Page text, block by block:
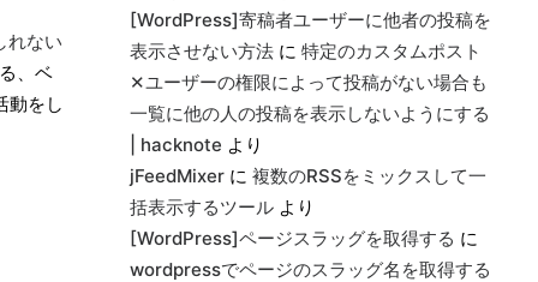
れない
、ベ
動をし
[WordPress]寄稿者ユーザーに他者の投稿を
表示させない方法 に 特定のカスタムポスト
✕ユーザーの権限によって投稿がない場合も
一覧に他の人の投稿を表示しないようにする
| hacknote より
jFeedMixer に 複数のRSSをミックスして一
括表示するツール より
[WordPress]ページスラッグを取得する に
wordpressでページのスラッグ名を取得する